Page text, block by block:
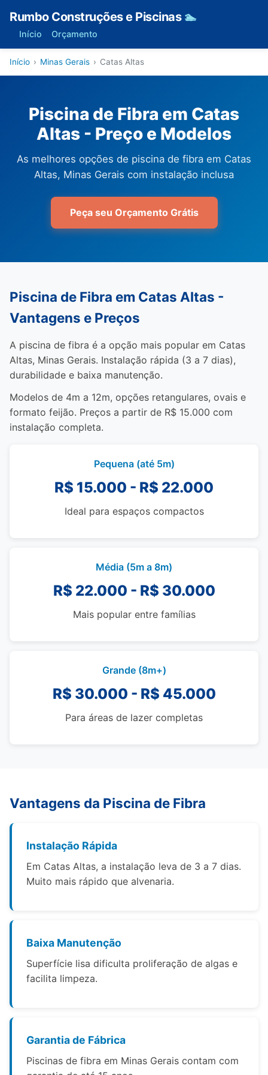
Rumbo Construções e Piscinas 🏊
Início Orçamento
Início › Minas Gerais › Catas Altas
Piscina de Fibra em Catas
Altas - Preço e Modelos
As melhores opções de piscina de fibra em Catas
Altas, Minas Gerais com instalação inclusa
Peça seu Orçamento Grátis
Piscina de Fibra em Catas Altas -
Vantagens e Preços
A piscina de fibra é a opção mais popular em Catas
Altas, Minas Gerais. Instalação rápida (3 a 7 dias),
durabilidade e baixa manutenção.
Modelos de 4m a 12m, opções retangulares, ovais e
formato feijão. Preços a partir de R$ 15.000 com
instalação completa.
Pequena (até 5m)
R$ 15.000 - R$ 22.000
Ideal para espaços compactos
Média (5m a 8m)
R$ 22.000 - R$ 30.000
Mais popular entre famílias
Grande (8m+)
R$ 30.000 - R$ 45.000
Para áreas de lazer completas
Vantagens da Piscina de Fibra
Instalação Rápida
Em Catas Altas, a instalação leva de 3 a 7 dias.
Muito mais rápido que alvenaria.
Baixa Manutenção
Superfície lisa dificulta proliferação de algas e
facilita limpeza.
Garantia de Fábrica
Piscinas de fibra em Minas Gerais contam com